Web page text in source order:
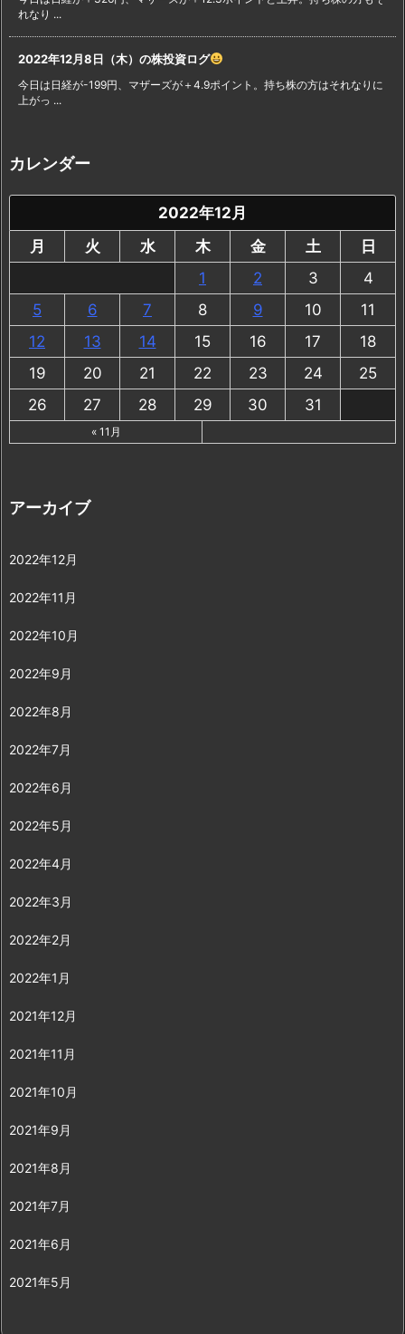
れなり ...
2022年12月8日（木）の株投資ログ
今日は日経が-199円、マザーズが＋4.9ポイント。持ち株の方はそれなりに
上がっ ...
カレンダー
2022年12月
月
火 水 木 金 土
日
1
2 3
4
5
6 7 8 9 10
11
12
13 14 15 16 17
18
19
20 21 22 23 24
25
26
27 28 29 30 31
« 11月
アーカイブ
2022年12月
2022年11月
2022年10月
2022年9月
2022年8月
2022年7月
2022年6月
2022年5月
2022年4月
2022年3月
2022年2月
2022年1月
2021年12月
2021年11月
2021年10月
2021年9月
2021年8月
2021年7月
2021年6月
2021年5月